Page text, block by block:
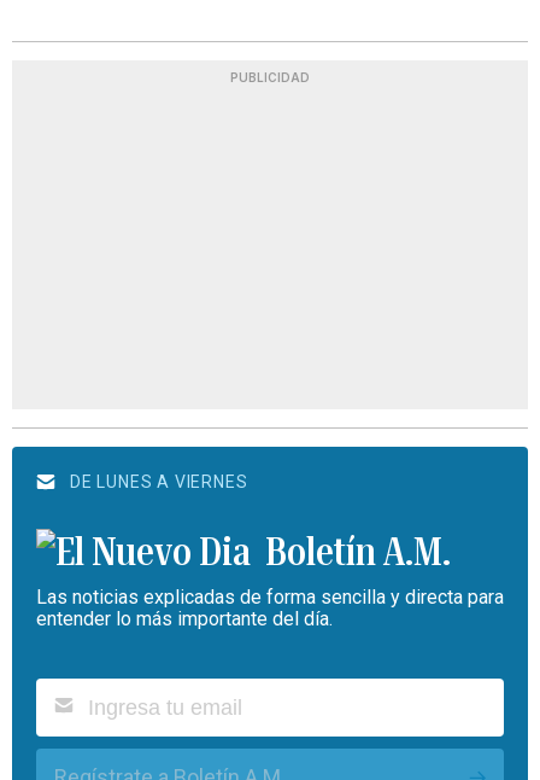
PUBLICIDAD
DE LUNES A VIERNES
Boletín A.M.
Las noticias explicadas de forma sencilla y directa para
entender lo más importante del día.